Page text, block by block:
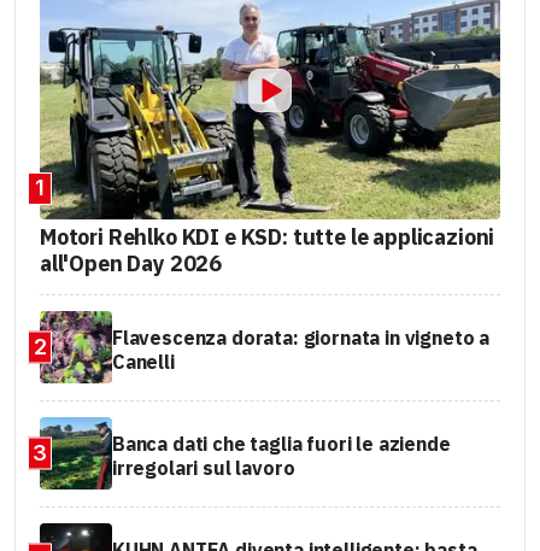
1
Motori Rehlko KDI e KSD: tutte le applicazioni
all'Open Day 2026
2
Flavescenza dorata: giornata in vigneto a
Canelli
3
Banca dati che taglia fuori le aziende
irregolari sul lavoro